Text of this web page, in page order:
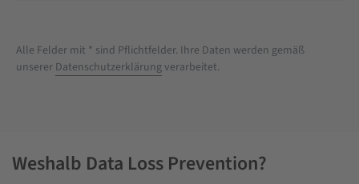
Alle Felder mit * sind Pflichtfelder. Ihre Daten werden gemäß
unserer Datenschutzerklärungverarbeitet.
Weshalb Data Loss Prevention?